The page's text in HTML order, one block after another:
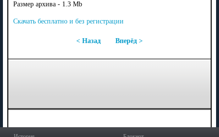
Размер архива - 1.3 Mb
Скачать бесплатно и без регистрации
< Назад Вперёд >